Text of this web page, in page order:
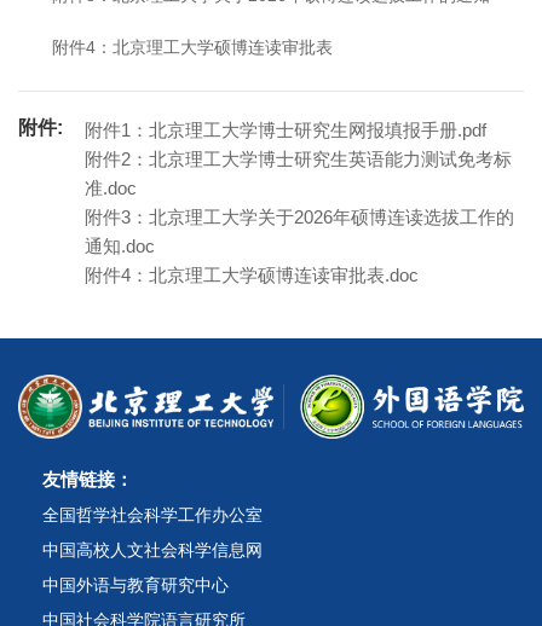
附件4：北京理工大学硕博连读审批表
附件:
附件1：北京理工大学博士研究生网报填报手册.pdf
附件2：北京理工大学博士研究生英语能力测试免考标
准.doc
附件3：北京理工大学关于2026年硕博连读选拔工作的
通知.doc
附件4：北京理工大学硕博连读审批表.doc
友情链接：
全国哲学社会科学工作办公室
中国高校人文社会科学信息网
中国外语与教育研究中心
中国社会科学院语言研究所